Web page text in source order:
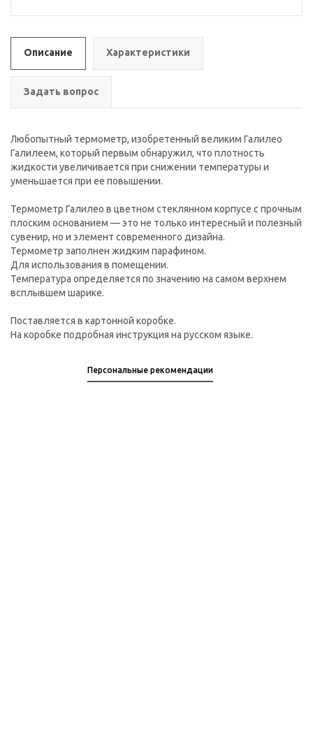
Описание Характеристики
Задать вопрос
Любопытный термометр, изобретенный великим Галилео
Галилеем, который первым обнаружил, что плотность
жидкости увеличивается при снижении температуры и
уменьшается при ее повышении.
Термометр Галилео в цветном стеклянном корпусе с прочным
плоским основанием — это не только интересный и полезный
сувенир, но и элемент современного дизайна.
Термометр заполнен жидким парафином.
Для использования в помещении.
Температура определяется по значению на самом верхнем
всплывшем шарике.
Поставляется в картонной коробке.
На коробке подробная инструкция на русском языке.
Персональные рекомендации